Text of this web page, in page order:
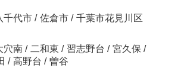
千代市 / 佐倉市 / 千葉市花見川区
穴南 / 二和東 / 習志野台 / 宮久保 /
/ 高野台 / 曽谷